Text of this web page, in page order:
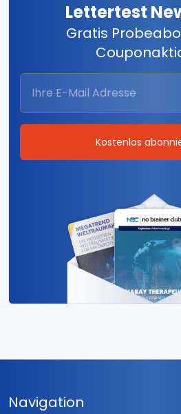
Lettertest
Gratis
Kostenlos
Navigation